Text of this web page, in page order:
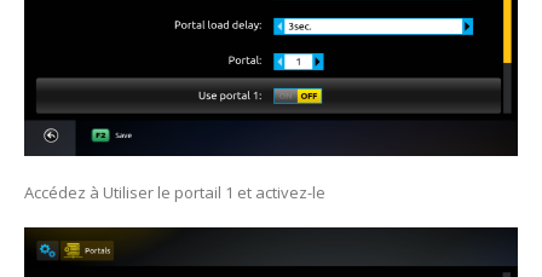
Accédez à Utiliser le portail 1 et activez-le